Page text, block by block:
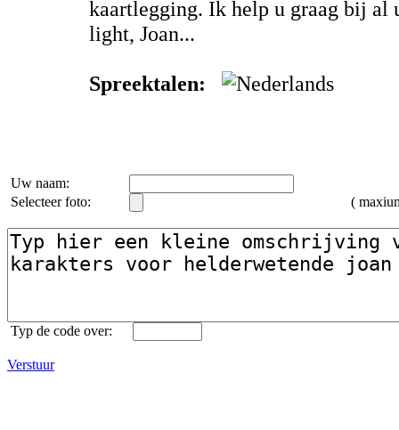
kaartlegging. Ik help u graag bij al
light, Joan...
Spreektalen:
Uw naam:
Selecteer foto:
(
Typ de code over:
Verstuur